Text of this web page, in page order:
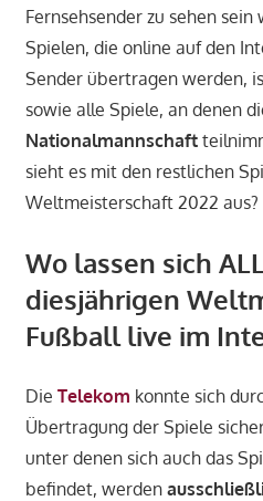
Fernsehsender zu sehen
Spielen, die online auf den
Sender übertragen werden,
sowie alle Spiele, an denen
Nationalmannschaft
sieht es mit den restlichen
Weltmeisterschaft 2022 aus?
Wo lassen sich
diesjährigen
Fußball live im
Die Telekom konnte sich
Übertragung der Spiele
unter denen sich auch das
befindet, werden